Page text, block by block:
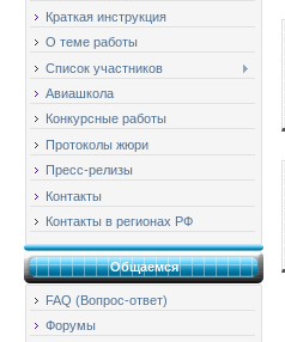
Краткая инструкция
О теме работы
Список участников
Авиашкола
Конкурсные работы
Протоколы жюри
Пресс-релизы
Контакты
Контакты в регионах РФ
Общаемся
FAQ (Вопрос-ответ)
Форумы